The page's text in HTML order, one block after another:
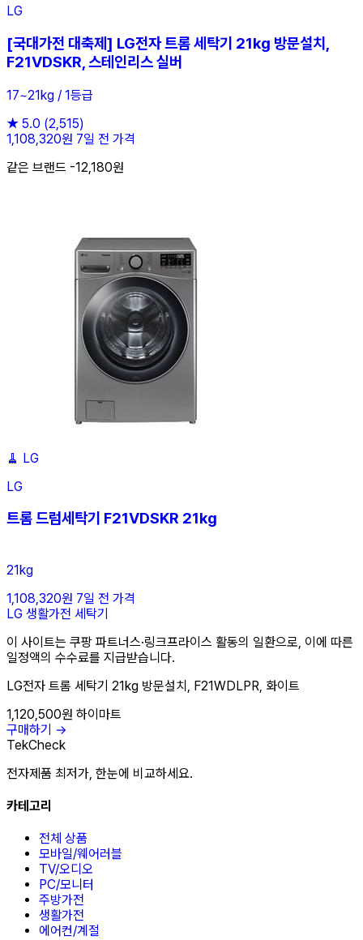
LG
[국대가전 대축제] LG전자 트롬 세탁기 21kg 방문설치,
F21VDSKR, 스테인리스 실버
17~21kg / 1등급
★ 5.0 (2,515)
1,108,320원 7일 전 가격
같은 브랜드 -12,180원
🧹 LG
LG
트롬 드럼세탁기 F21VDSKR 21kg
21kg
1,108,320원 7일 전 가격
LG 생활가전 세탁기
이 사이트는 쿠팡 파트너스·링크프라이스 활동의 일환으로, 이에 따른
일정액의 수수료를 지급받습니다.
LG전자 트롬 세탁기 21kg 방문설치, F21WDLPR, 화이트
1,120,500원 하이마트
구매하기 →
TekCheck
전자제품 최저가, 한눈에 비교하세요.
카테고리
전체 상품
모바일/웨어러블
TV/오디오
PC/모니터
주방가전
생활가전
에어컨/계절